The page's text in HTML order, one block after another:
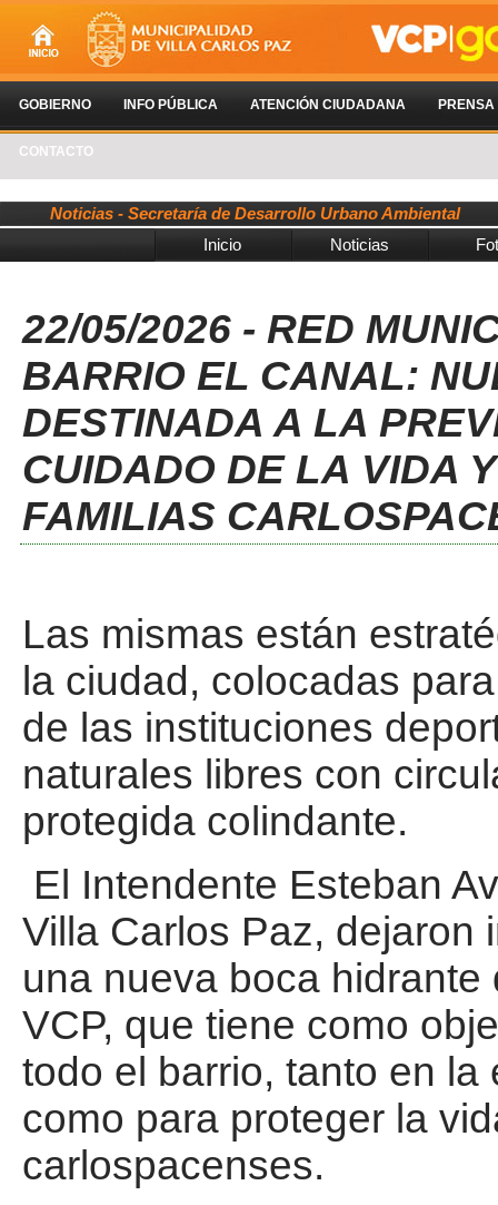
GOBIERNO INFO PÚBLICA ATENCIÓN CIUDADANA PRENSA
CONTACTO
Noticias - Secretaría de Desarrollo Urbano Ambiental
Inicio
Noticias
22/05/2026 - RED
BARRIO EL CANAL:
DESTINADA A LA
CUIDADO DE LA VIDA
FAMILIAS
Las mismas están
la ciudad, colocadas
de las instituciones
naturales libres con
protegida colindante.
El Intendente Esteban
Villa Carlos Paz, dejaron
una nueva boca
VCP, que tiene como
todo el barrio, tanto en
como para proteger la
carlospacenses.